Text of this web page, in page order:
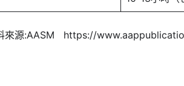
來源:AASM https://